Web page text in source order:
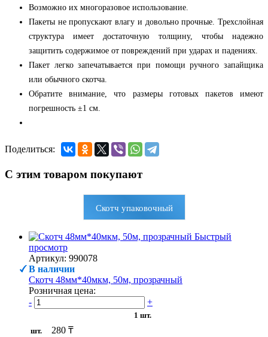
Возможно их многоразовое использование.
Пакеты не пропускают влагу и довольно прочные. Трехслойная
структура имеет достаточную толщину, чтобы надежно
защитить содержимое от повреждений при ударах и падениях.
Пакет легко запечатывается при помощи ручного запайщика
или обычного скотча.
Обратите внимание, что размеры готовых пакетов имеют
погрешность ±1 см.
Поделиться:
С этим товаром покупают
Скотч упаковочный
Быстрый
просмотр
Артикул: 990078
В наличии
Скотч 48мм*40мкм, 50м, прозрачный
Розничная цена:
-
+
1 шт.
шт.
280 ₸